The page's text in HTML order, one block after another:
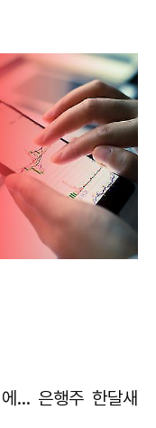
… 은행주 한달새